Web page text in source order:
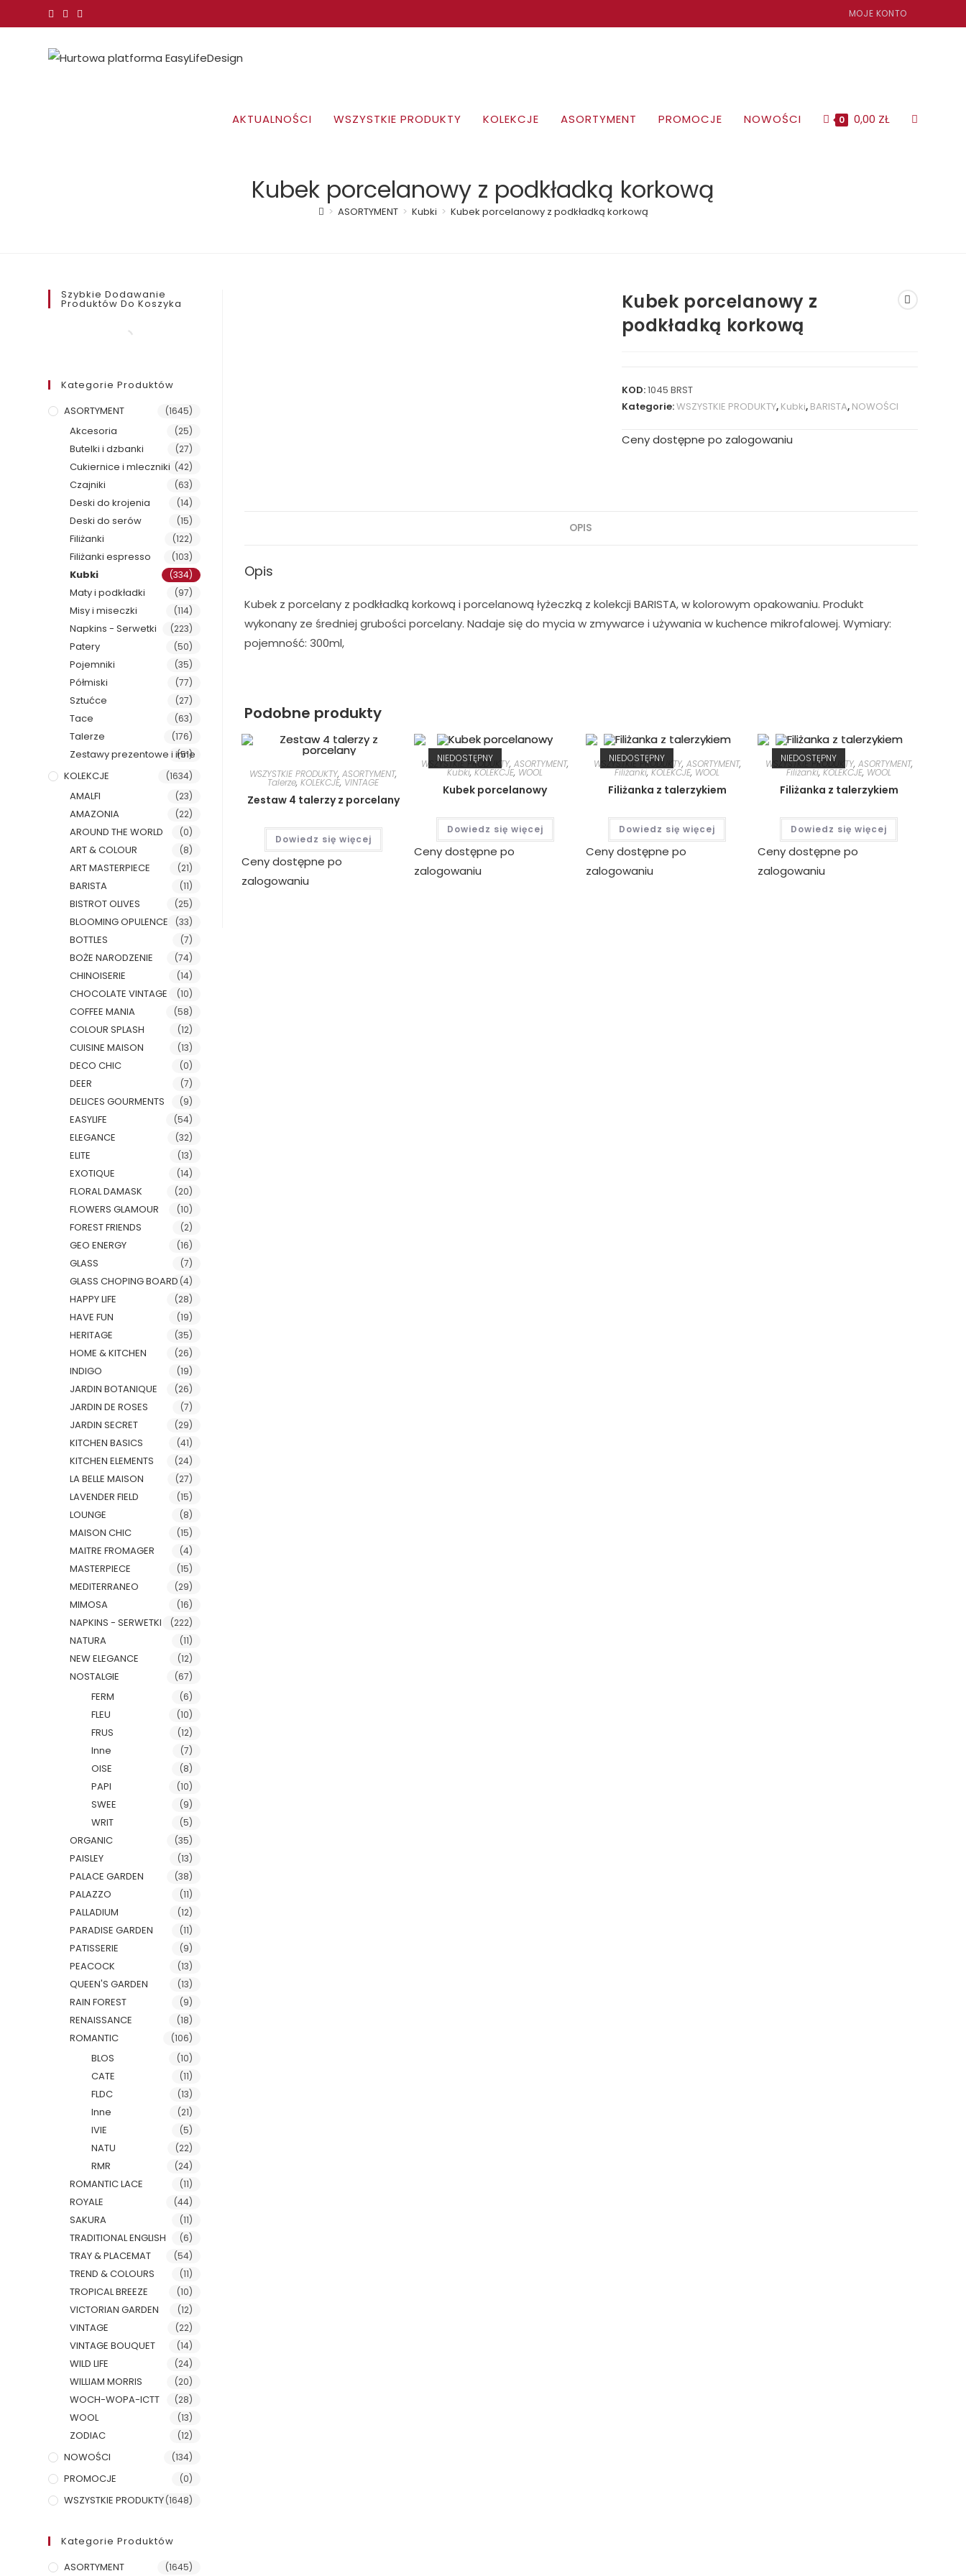
treści
MOJE KONTO
AKTUALNOŚCI WSZYSTKIE PRODUKTY KOLEKCJE ASORTYMENT PROMOCJE NOWOŚCI 0 0,00 ZŁ TOGGLE
Kubek porcelanowy z podkładką korkową
> ASORTYMENT > Kubki > Kubek porcelanowy z podkładką korkową
Kubek porcelanowy z
podkładką korkową
KOD:1045 BRST
Kategorie:WSZYSTKIE PRODUKTY, Kubki, BARISTA, NOWOŚCI
Ceny dostępne po zalogowaniu
OPIS
Opis
Kubek z porcelany z podkładką korkową i porcelanową łyżeczką z kolekcji BARISTA, w kolorowym opakowaniu. Produkt
wykonany ze średniej grubości porcelany. Nadaje się do mycia w zmywarce i używania w kuchence mikrofalowej. Wymiary:
pojemność: 300ml,
Podobne produkty
WSZYSTKIE PRODUKTY,ASORTYMENT,
Talerze,KOLEKCJE, VINTAGE
Zestaw 4 talerzy z porcelany
Dowiedz się więcej
Ceny dostępne po
zalogowaniu
NIEDOSTĘPNY
WSZYSTKIE PRODUKTY,ASORTYMENT,
Kubki,KOLEKCJE, WOOL
Kubek porcelanowy
Dowiedz się więcej
Ceny dostępne po
zalogowaniu
NIEDOSTĘPNY
WSZYSTKIE PRODUKTY, ASORTYMENT,
Filiżanki,KOLEKCJE, WOOL
Filiżanka z talerzykiem
Dowiedz się więcej
Ceny dostępne po
zalogowaniu
NIEDOSTĘPNY
WSZYSTKIE PRODUKTY, ASORTYMENT,
Filiżanki,KOLEKCJE, WOOL
Filiżanka z talerzykiem
Dowiedz się więcej
Ceny dostępne po
zalogowaniu
Szybkie Dodawanie
Produktów Do Koszyka
Kategorie Produktów
ASORTYMENT
(1645)
Akcesoria (25)
Butelki i dzbanki (27)
Cukiernice i mleczniki (42)
Czajniki (63)
Deski do krojenia (14)
Deski do serów (15)
Filiżanki (122)
Filiżanki espresso (103)
Kubki (334)
Maty i podkładki (97)
Misy i miseczki (114)
Napkins - Serwetki (223)
Patery (50)
Pojemniki (35)
Półmiski (77)
Sztućce (27)
Tace (63)
Talerze (176)
Zestawy prezentowe i inne
(51)
KOLEKCJE (1634)
AMALFI (23)
AMAZONIA (22)
AROUND THE WORLD (0)
ART & COLOUR (8)
ART MASTERPIECE (21)
BARISTA (11)
BISTROT OLIVES (25)
BLOOMING OPULENCE (33)
BOTTLES (7)
BOŻE NARODZENIE (74)
CHINOISERIE (14)
CHOCOLATE VINTAGE (10)
COFFEE MANIA (58)
COLOUR SPLASH (12)
CUISINE MAISON (13)
DECO CHIC (0)
DEER (7)
DELICES GOURMENTS (9)
EASYLIFE (54)
ELEGANCE (32)
ELITE (13)
EXOTIQUE (14)
FLORAL DAMASK (20)
FLOWERS GLAMOUR (10)
FOREST FRIENDS (2)
GEO ENERGY (16)
GLASS (7)
GLASS CHOPING BOARD (4)
HAPPY LIFE (28)
HAVE FUN (19)
HERITAGE (35)
HOME & KITCHEN (26)
INDIGO (19)
JARDIN BOTANIQUE (26)
JARDIN DE ROSES (7)
JARDIN SECRET (29)
KITCHEN BASICS (41)
KITCHEN ELEMENTS (24)
LA BELLE MAISON (27)
LAVENDER FIELD (15)
LOUNGE (8)
MAISON CHIC (15)
MAITRE FROMAGER (4)
MASTERPIECE (15)
MEDITERRANEO (29)
MIMOSA (16)
NAPKINS - SERWETKI (222)
NATURA (11)
NEW ELEGANCE (12)
NOSTALGIE (67)
FERM (6)
FLEU (10)
FRUS (12)
Inne (7)
OISE (8)
PAPI (10)
SWEE (9)
WRIT (5)
ORGANIC (35)
PAISLEY (13)
PALACE GARDEN (38)
PALAZZO (11)
PALLADIUM (12)
PARADISE GARDEN (11)
PATISSERIE (9)
PEACOCK (13)
QUEEN'S GARDEN (13)
RAIN FOREST (9)
RENAISSANCE (18)
ROMANTIC (106)
BLOS (10)
CATE (11)
FLDC (13)
Inne (21)
IVIE (5)
NATU (22)
RMR (24)
ROMANTIC LACE (11)
ROYALE (44)
SAKURA (11)
TRADITIONAL ENGLISH (6)
TRAY & PLACEMAT (54)
TREND & COLOURS (11)
TROPICAL BREEZE (10)
VICTORIAN GARDEN (12)
VINTAGE (22)
VINTAGE BOUQUET (14)
WILD LIFE (24)
WILLIAM MORRIS (20)
WOCH-WOPA-ICTT (28)
WOOL (13)
ZODIAC (12)
NOWOŚCI (134)
PROMOCJE (0)
WSZYSTKIE PRODUKTY(1648)
Kategorie Produktów
ASORTYMENT
(1645)